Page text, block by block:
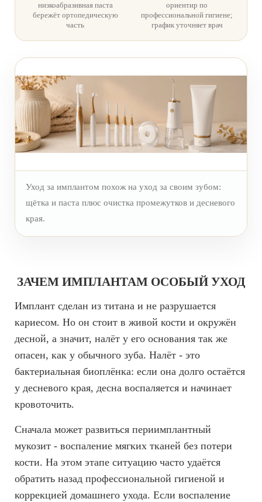
низкоабразивная паста
бережёт ортопедическую
часть
ориентир по
профессиональной гигиене;
график уточняет врач
Уход за имплантом похож на уход за своим зубом:
щётка и паста плюс очистка промежутков и десневого
края.
ЗАЧЕМ ИМПЛАНТАМ ОСОБЫЙ УХОД
Имплант сделан из титана и не разрушается
кариесом. Но он стоит в живой кости и окружён
десной, а значит, налёт у его основания так же
опасен, как у обычного зуба. Налёт - это
бактериальная биоплёнка: если она долго остаётся
у десневого края, десна воспаляется и начинает
кровоточить.
Сначала может развиться периимплантный
мукозит - воспаление мягких тканей без потери
кости. На этом этапе ситуацию часто удаётся
обратить назад профессиональной гигиеной и
коррекцией домашнего ухода. Если воспаление